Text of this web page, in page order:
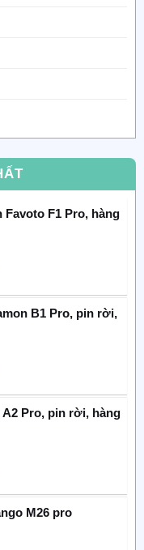
F1 Pro, hàng
B1 Pro, pin rời,
Pro, pin rời, hàng
M26 pro